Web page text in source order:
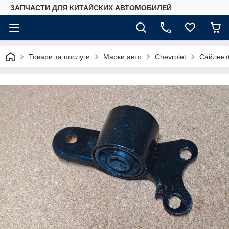
ЗАПЧАСТИ ДЛЯ КИТАЙСКИХ АВТОМОБИЛЕЙ
Товари та послуги Марки авто Chevrolet